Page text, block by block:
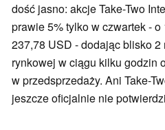
dość jasno: akcje Take-Two
prawie 5% tylko w czwartek -
237,78 USD - dodając blisko
rynkowej w ciągu kilku godzin
w przedsprzedaży. Ani Take-
jeszcze oficjalnie nie